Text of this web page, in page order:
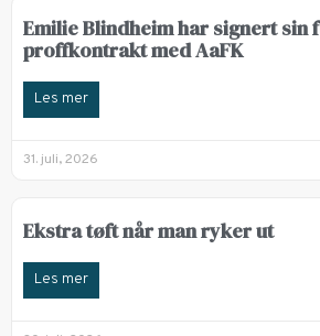
Emilie Blindheim har signert sin
proffkontrakt med AaFK
Les mer
31. juli, 2026
Ekstra tøft når man ryker ut
Les mer